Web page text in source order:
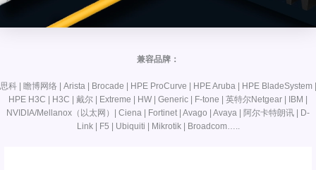
兼容品牌：
思科 | 瞻博网络 | Arista | Brocade | HPE ProCurve | HPE Aruba | HPE BladeSystem |
HPE H3C | H3C | 戴尔 | Extreme | HW | Generic | F-tone | 英特尔Netgear | IBM |
NVIDIA/Mellanox（以太网）| Ciena | Fortinet | Avago | Avaya | 阿尔卡特朗讯 | D-
Link | F5 | Ubiquiti | Mikrotik | Broadcom…..